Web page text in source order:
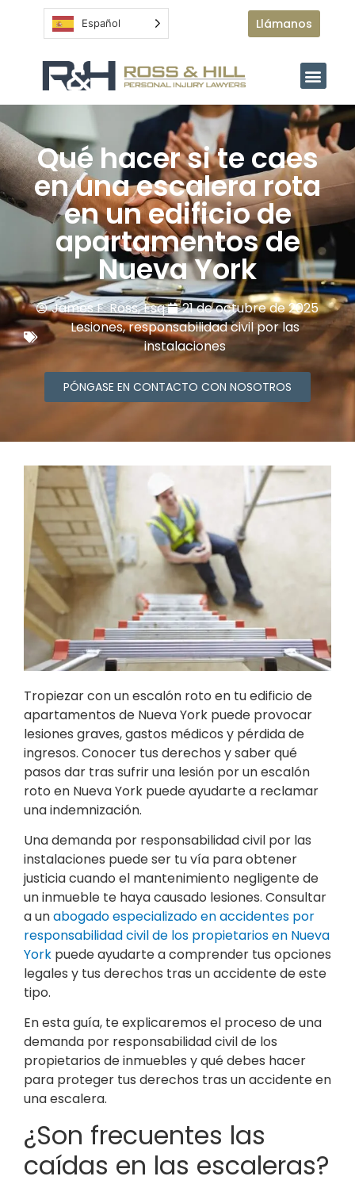
Español Llámanos
Qué hacer si te caes
en una escalera rota
en un edificio de
apartamentos de
Nueva York
James F. Ross, Esq.
21 de octubre de 2025
Lesiones,responsabilidad civil por las
instalaciones
PÓNGASE EN CONTACTO CON NOSOTROS
Tropiezar con un escalón roto en tu edificio de
apartamentos de Nueva York puede provocar
lesiones graves, gastos médicos y pérdida de
ingresos. Conocer tus derechos y saber qué
pasos dar tras sufrir una lesión por un escalón
roto en Nueva York puede ayudarte a reclamar
una indemnización.
Una demanda por responsabilidad civil por las
instalaciones puede ser tu vía para obtener
justicia cuando el mantenimiento negligente de
un inmueble te haya causado lesiones. Consultar
a unabogado especializado en accidentes por
responsabilidad civil de los propietarios en Nueva
York puede ayudarte a comprender tus opciones
legales y tus derechos tras un accidente de este
tipo.
En esta guía, te explicaremos el proceso de una
demanda por responsabilidad civil de los
propietarios de inmuebles y qué debes hacer
para proteger tus derechos tras un accidente en
una escalera.
¿Son frecuentes las
caídas en las escaleras?